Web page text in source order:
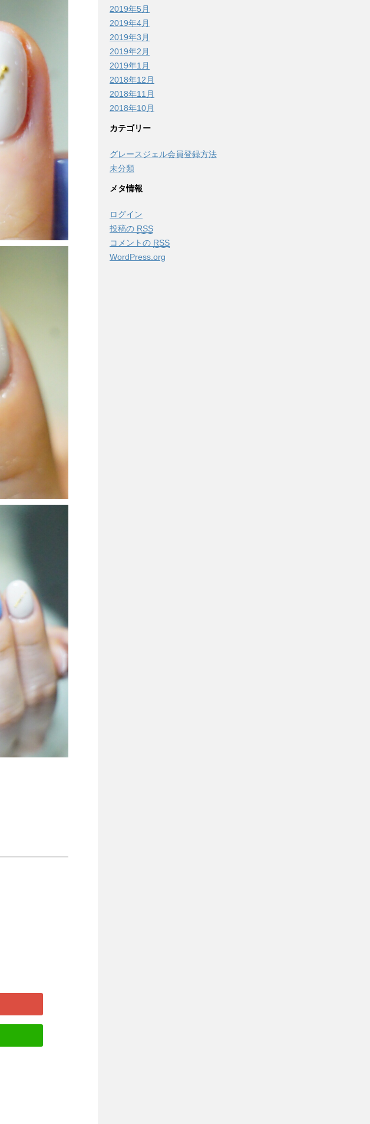
2019年5月
2019年4月
2019年3月
2019年2月
2019年1月
2018年12月
2018年11月
2018年10月
カテゴリー
グレースジェル会員登録方法
未分類
メタ情報
ログイン
投稿の RSS
コメントの RSS
WordPress.org